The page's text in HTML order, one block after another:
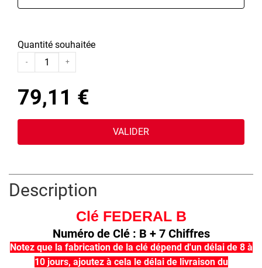
Quantité souhaitée
- +
79,11 €
VALIDER
Description
Clé FEDERAL B
Numéro de Clé : B + 7 Chiffres
Notez que la fabrication de la clé dépend d'un délai de 8 à
10 jours, ajoutez à cela le délai de livraison du